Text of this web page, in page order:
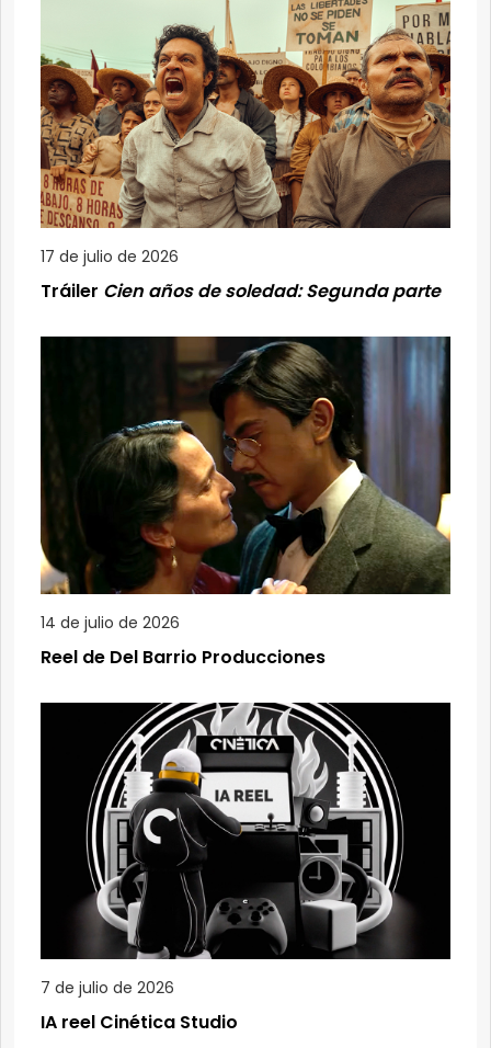
17 de julio de 2026
Tráiler Cien años de soledad: Segunda parte
14 de julio de 2026
Reel de Del Barrio Producciones
7 de julio de 2026
IA reel Cinética Studio